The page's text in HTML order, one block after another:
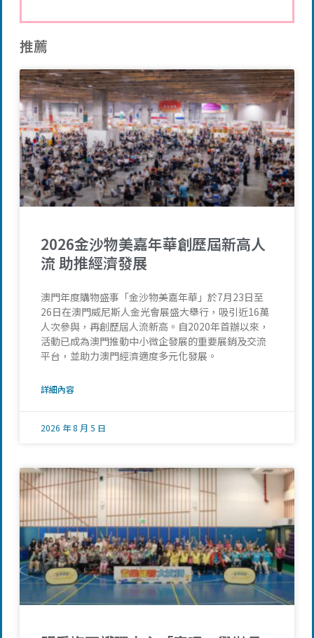
推薦
2026金沙物美嘉年華創歷屆新高人
流 助推經濟發展
澳門年度購物盛事「金沙物美嘉年華」於7月23日至
26日在澳門威尼斯人金光會展盛大舉行，吸引近16萬
人次參與，再創歷屆人流新高。自2020年首辦以來，
活動已成為澳門推動中小微企發展的重要展銷及交流
平台，並助力澳門經濟適度多元化發展。
詳細內容
2026 年 8 月 5 日